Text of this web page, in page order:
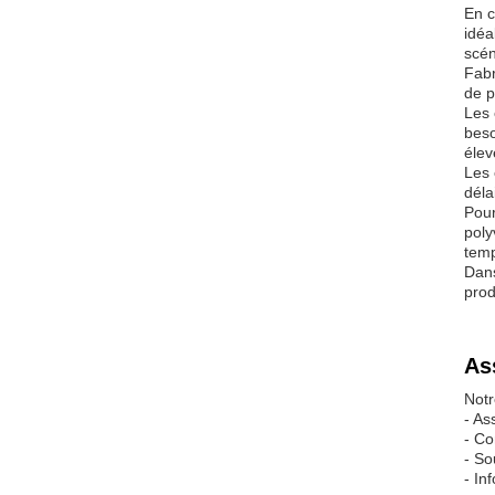
En
de
Les
Les
-
-
-
-